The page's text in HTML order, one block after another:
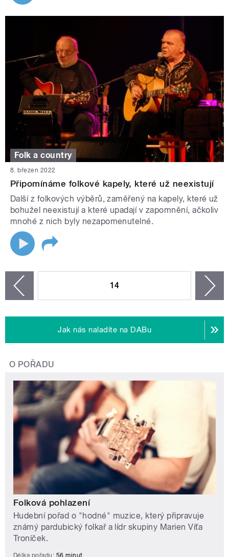
Folk a country
8. březen 2022
Připomínáme folkové kapely, které už neexistují
Další z folkových výběrů, zaměřený na kapely, které už
bohužel neexistují a které upadají v zapomnění, ačkoliv
mnohé z nich byly nezapomenutelné.
14
Jak nás naladíte na DABu
O POŘADU
Folková pohlazení
Hudební pořad o "hodné" muzice, který připravuje
známý pardubický folkař a lídr skupiny Marien Víťa
Troníček.
Délka pořadu: 56 minut